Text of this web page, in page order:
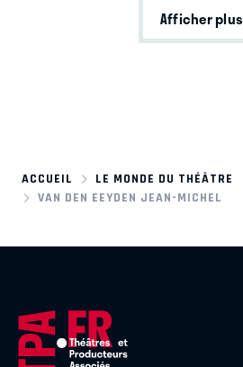
Afficher plus
ACCUEIL
LE MONDE DU THÉÂTRE
VAN DEN EEYDEN JEAN-MICHEL